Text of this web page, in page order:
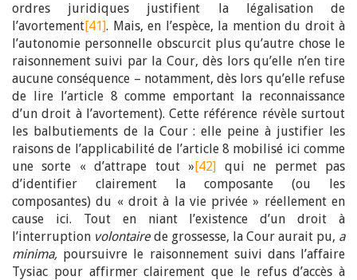
ordres juridiques justifient la légalisation de
l’avortement[41]. Mais, en l’espèce, la mention du droit à
l’autonomie personnelle obscurcit plus qu’autre chose le
raisonnement suivi par la Cour, dès lors qu’elle n’en tire
aucune conséquence – notamment, dès lors qu’elle refuse
de lire l’article 8 comme emportant la reconnaissance
d’un droit à l’avortement). Cette référence révèle surtout
les balbutiements de la Cour : elle peine à justifier les
raisons de l’applicabilité de l’article 8 mobilisé ici comme
une sorte « d’attrape tout »[42] qui ne permet pas
d’identifier clairement la composante (ou les
composantes) du « droit à la vie privée » réellement en
cause ici. Tout en niant l’existence d’un droit à
l’interruption volontairede grossesse, la Cour aurait pu, a
minima, poursuivre le raisonnement suivi dans l’affaire
Tysiac pour affirmer clairement que le refus d’accès à